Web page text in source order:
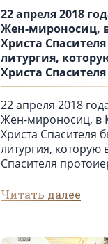
22 апреля 2018
Жен-мироносиц,
Христа
литургия,
Христа
22 апреля 2018
Жен-мироносиц, в
Христа Спасителя
литургия, которую
Спасителя
Читать далее